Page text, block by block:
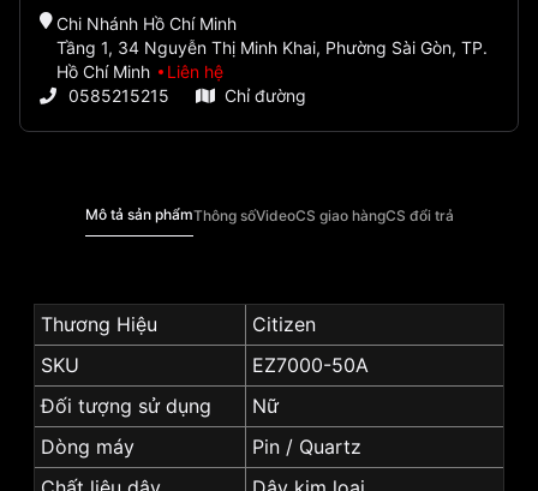
Chi Nhánh Hồ Chí Minh
Tầng 1, 34 Nguyễn Thị Minh Khai, Phường Sài Gòn, TP.
Hồ Chí Minh
Liên hệ
0585215215
Chỉ đường
Mô tả sản phẩmThông sốVideoCS giao hàngCS đổi trả
Thương Hiệu
Citizen
SKU
EZ7000-50A
Đối tượng sử dụng
Nữ
Dòng máy
Pin / Quartz